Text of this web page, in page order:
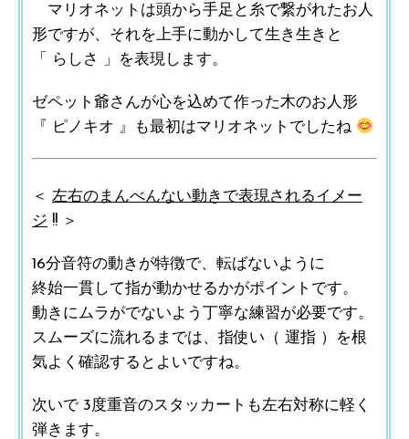
マリオネットは頭から手足と糸で繋がれたお人
形ですが、それを上手に動かして生き生きと
「 らしさ 」を表現します。
ゼペット爺さんが心を込めて作った木のお人形
『 ピノキオ 』も最初はマリオネットでしたね
＜ 左右のまんべんない動きで表現されるイメー
ジ !! ＞
16分音符の動きが特徴で、転ばないように
終始一貫して指が動かせるかがポイントです。
動きにムラがでないよう丁寧な練習が必要です。
スムーズに流れるまでは、指使い（ 運指 ）を根
気よく確認するとよいですね。
次いで 3度重音のスタッカートも左右対称に軽く
弾きます。